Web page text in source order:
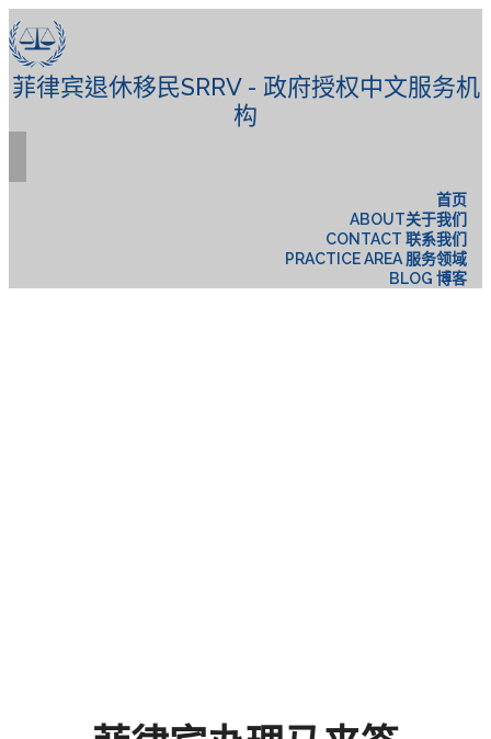
菲律宾退休移民SRRV - 政府授权中文服务机
构
首页
ABOUT关于我们
CONTACT 联系我们
PRACTICE AREA 服务领域
BLOG 博客